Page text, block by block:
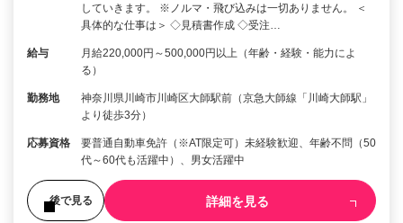
していきます。 ※ノルマ・飛び込みは一切ありません。 ＜
具体的な仕事は＞ ◇見積書作成 ◇受注…
給与
月給220,000円～500,000円以上（年齢・経験・能力によ
る）
勤務地
神奈川県川崎市川崎区大師駅前（京急大師線「川崎大師駅」
より徒歩3分）
応募資格
要普通自動車免許（※AT限定可）未経験歓迎、年齢不問（50
代～60代も活躍中）、男女活躍中
後で見る 詳細を見る